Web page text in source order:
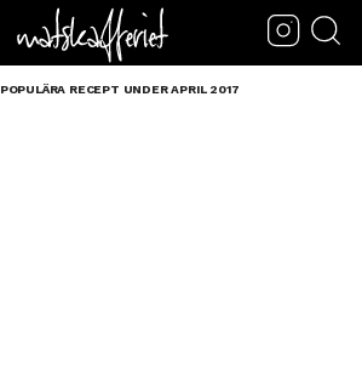
POPULÄRA RECEPT UNDER APRIL 2017